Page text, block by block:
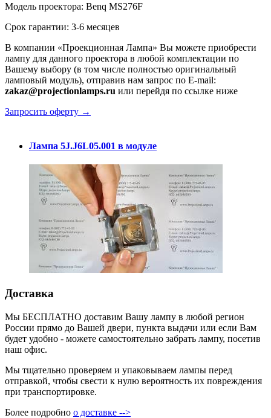
Модель проектора: Benq MS276F
Срок гарантии: 3-6 месяцев
В компании «Проекционная Лампа» Вы можете приобрести
лампу для данного проектора в любой комплектации по
Вашему выбору (в том числе полностью оригинальный
ламповый модуль), отправив нам запрос по E-mail:
zakaz@projectionlamps.ru или перейдя по ссылке ниже
Запросить оферту →
Лампа 5J.J6L05.001 в модуле
Доставка
Мы БЕСПЛАТНО доставим Вашу лампу в любой регион
России прямо до Вашей двери, пункта выдачи или если Вам
будет удобно - можете самостоятельно забрать лампу, посетив
наш офис.
Мы тщательно проверяем и упаковываем лампы перед
отправкой, чтобы свести к нулю вероятность их повреждения
при транспортировке.
Более подробно о доставке -->